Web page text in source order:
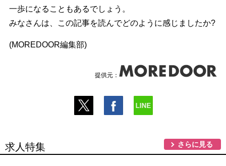
一歩になることもあるでしょう。
みなさんは、この記事を読んでどのように感じましたか?
(MOREDOOR編集部)
提供元：
求人特集 さらに見る